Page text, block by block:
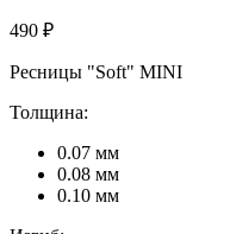
490 ₽
Ресницы "Soft" MINI
Толщина:
0.07 мм
0.08 мм
0.10 мм